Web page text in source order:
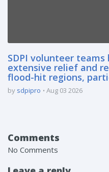
SDPI volunteer
extensive relief and
flood-hit regions,
by sdpipro Aug 03 2026
Comments
No Comments